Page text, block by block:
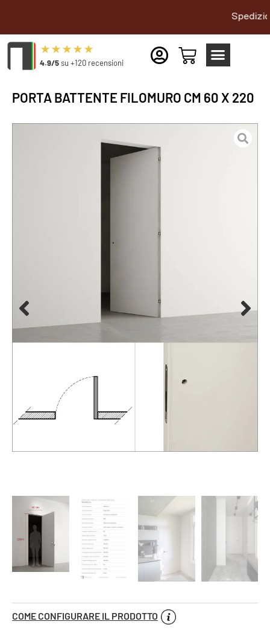
Spedizione
4.9/5su +120 recensioni
PORTA BATTENTE FILOMURO CM 60 X 220
COME CONFIGURARE IL PRODOTTO